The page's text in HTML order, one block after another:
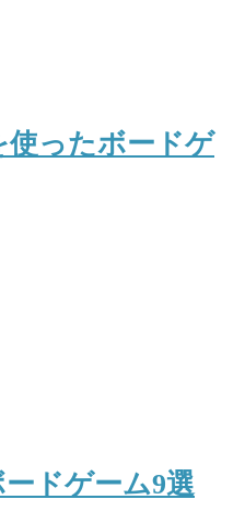
ったボードゲ
ドゲーム9選